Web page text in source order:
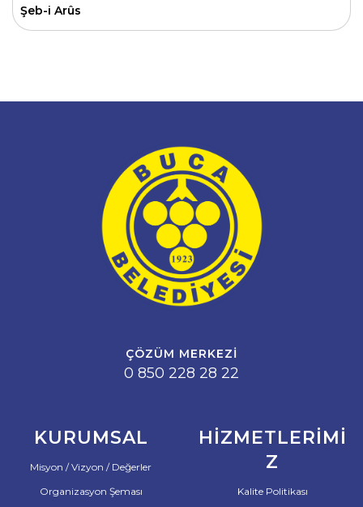
Şeb-i Arûs
ÇÖZÜM MERKEZI
0 850 228 28 22
KURUMSAL
Misyon / Vizyon / Değerler
Organizasyon Şeması
HIZMETLERIMI
Z
Kalite Politikası